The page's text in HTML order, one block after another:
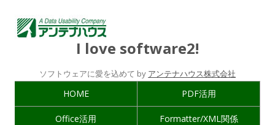
I love software2!
ソフトウェアに愛を込めて by アンテナハウス株式会社
HOME PDF活用
Office活用 Formatter/XML関係